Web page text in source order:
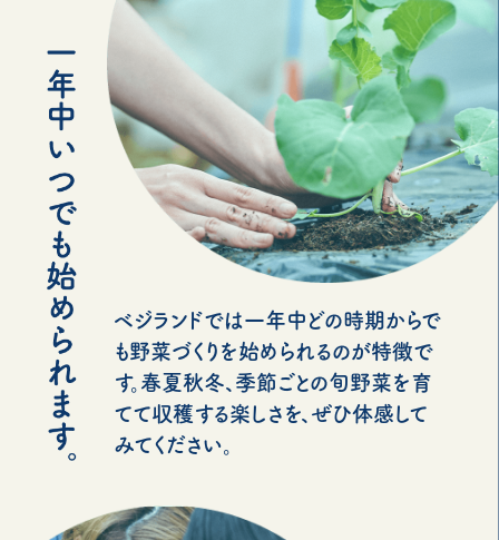
ベジランドでは一年中どの時期からで
も野菜づくりを始められるのが特徴で
す。春夏秋冬、季節ごとの旬野菜を育
てて収穫する楽しさを、ぜひ体感して
みてください。